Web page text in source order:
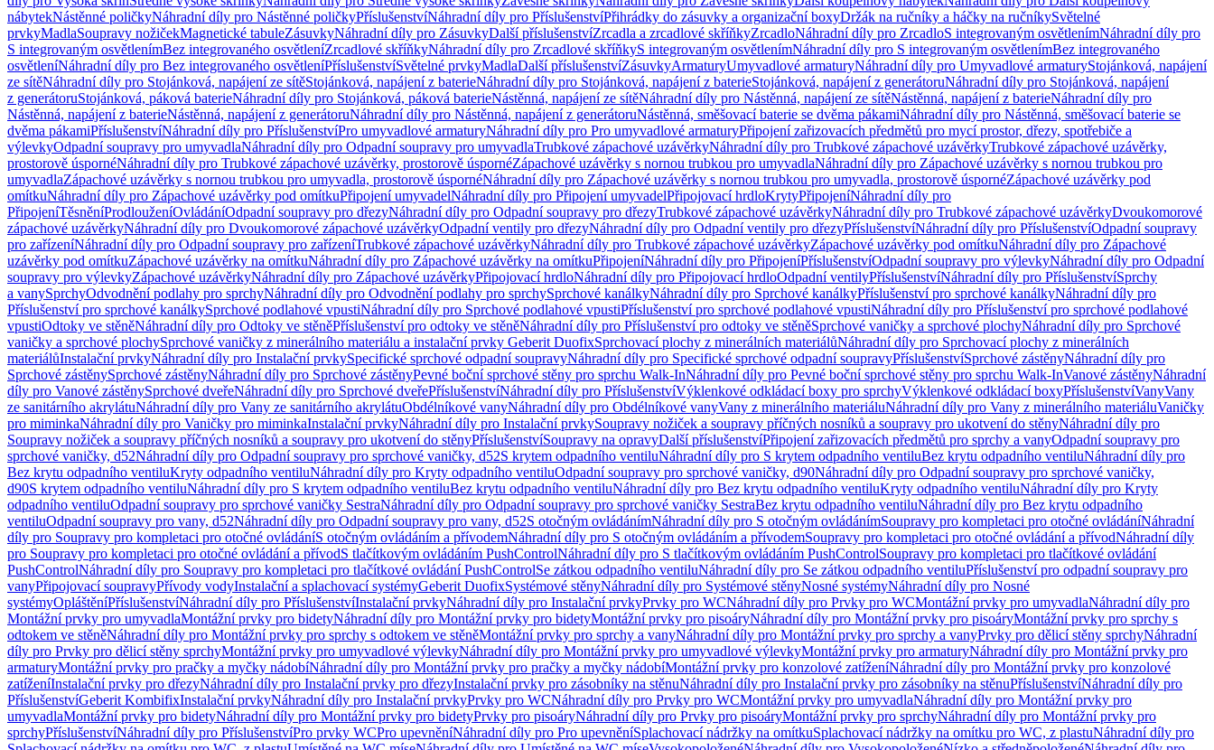
nábytekNástěnné poličkyNáhradní díly pro Nástěnné poličkyPříslušenstvíNáhradní díly pro PříslušenstvíPřihrádky do zásuvky a organizační boxyDržák na ručníky a háčky na ručníkySvětelné
prvkyMadlaSoupravy nožičekMagnetické tabuleZásuvkyNáhradní díly pro ZásuvkyDalší příslušenstvíZrcadla a zrcadlové skříňkyZrcadloNáhradní díly pro ZrcadloS integrovaným osvětlenímNáhradní díly pro
S integrovaným osvětlenímBez integrovaného osvětleníZrcadlové skříňkyNáhradní díly pro Zrcadlové skříňkyS integrovaným osvětlenímNáhradní díly pro S integrovaným osvětlenímBez integrovaného
osvětleníNáhradní díly pro Bez integrovaného osvětleníPříslušenstvíSvětelné prvkyMadlaDalší příslušenstvíZásuvkyArmaturyUmyvadlové armaturyNáhradní díly pro Umyvadlové armaturyStojánková, napájení
ze sítěNáhradní díly pro Stojánková, napájení ze sítěStojánková, napájení z baterieNáhradní díly pro Stojánková, napájení z baterieStojánková, napájení z generátoruNáhradní díly pro Stojánková, napájení
z generátoruStojánková, páková baterieNáhradní díly pro Stojánková, páková baterieNástěnná, napájení ze sítěNáhradní díly pro Nástěnná, napájení ze sítěNástěnná, napájení z baterieNáhradní díly pro
Nástěnná, napájení z baterieNástěnná, napájení z generátoruNáhradní díly pro Nástěnná, napájení z generátoruNástěnná, směšovací baterie se dvěma pákamiNáhradní díly pro Nástěnná, směšovací baterie se
dvěma pákamiPříslušenstvíNáhradní díly pro PříslušenstvíPro umyvadlové armaturyNáhradní díly pro Pro umyvadlové armaturyPřipojení zařizovacích předmětů pro mycí prostor, dřezy, spotřebiče a
výlevkyOdpadní soupravy pro umyvadlaNáhradní díly pro Odpadní soupravy pro umyvadlaTrubkové zápachové uzávěrkyNáhradní díly pro Trubkové zápachové uzávěrkyTrubkové zápachové uzávěrky,
prostorově úspornéNáhradní díly pro Trubkové zápachové uzávěrky, prostorově úspornéZápachové uzávěrky s nornou trubkou pro umyvadlaNáhradní díly pro Zápachové uzávěrky s nornou trubkou pro
umyvadlaZápachové uzávěrky s nornou trubkou pro umyvadla, prostorově úspornéNáhradní díly pro Zápachové uzávěrky s nornou trubkou pro umyvadla, prostorově úspornéZápachové uzávěrky pod
omítkuNáhradní díly pro Zápachové uzávěrky pod omítkuPřipojení umyvadelNáhradní díly pro Připojení umyvadelPřipojovací hrdloKrytyPřipojeníNáhradní díly pro
PřipojeníTěsněníProdlouženíOvládáníOdpadní soupravy pro dřezyNáhradní díly pro Odpadní soupravy pro dřezyTrubkové zápachové uzávěrkyNáhradní díly pro Trubkové zápachové uzávěrkyDvoukomorové
zápachové uzávěrkyNáhradní díly pro Dvoukomorové zápachové uzávěrkyOdpadní ventily pro dřezyNáhradní díly pro Odpadní ventily pro dřezyPříslušenstvíNáhradní díly pro PříslušenstvíOdpadní soupravy
pro zařízeníNáhradní díly pro Odpadní soupravy pro zařízeníTrubkové zápachové uzávěrkyNáhradní díly pro Trubkové zápachové uzávěrkyZápachové uzávěrky pod omítkuNáhradní díly pro Zápachové
uzávěrky pod omítkuZápachové uzávěrky na omítkuNáhradní díly pro Zápachové uzávěrky na omítkuPřipojeníNáhradní díly pro PřipojeníPříslušenstvíOdpadní soupravy pro výlevkyNáhradní díly pro Odpadní
soupravy pro výlevkyZápachové uzávěrkyNáhradní díly pro Zápachové uzávěrkyPřipojovací hrdloNáhradní díly pro Připojovací hrdloOdpadní ventilyPříslušenstvíNáhradní díly pro PříslušenstvíSprchy
a vanySprchyOdvodnění podlahy pro sprchyNáhradní díly pro Odvodnění podlahy pro sprchySprchové kanálkyNáhradní díly pro Sprchové kanálkyPříslušenství pro sprchové kanálkyNáhradní díly pro
Příslušenství pro sprchové kanálkySprchové podlahové vpustiNáhradní díly pro Sprchové podlahové vpustiPříslušenství pro sprchové podlahové vpustiNáhradní díly pro Příslušenství pro sprchové podlahové
vpustiOdtoky ve stěněNáhradní díly pro Odtoky ve stěněPříslušenství pro odtoky ve stěněNáhradní díly pro Příslušenství pro odtoky ve stěněSprchové vaničky a sprchové plochyNáhradní díly pro Sprchové
vaničky a sprchové plochySprchové vaničky z minerálního materiálu a instalační prvky Geberit DuofixSprchovací plochy z minerálních materiálůNáhradní díly pro Sprchovací plochy z minerálních
materiálůInstalační prvkyNáhradní díly pro Instalační prvkySpecifické sprchové odpadní soupravyNáhradní díly pro Specifické sprchové odpadní soupravyPříslušenstvíSprchové zástěnyNáhradní díly pro
Sprchové zástěnySprchové zástěnyNáhradní díly pro Sprchové zástěnyPevné boční sprchové stěny pro sprchu Walk-InNáhradní díly pro Pevné boční sprchové stěny pro sprchu Walk-InVanové zástěnyNáhradní
díly pro Vanové zástěnySprchové dveřeNáhradní díly pro Sprchové dveřePříslušenstvíNáhradní díly pro PříslušenstvíVýklenkové odkládací boxy pro sprchyVýklenkové odkládací boxyPříslušenstvíVanyVany
ze sanitárního akrylátuNáhradní díly pro Vany ze sanitárního akrylátuObdélníkové vanyNáhradní díly pro Obdélníkové vanyVany z minerálního materiáluNáhradní díly pro Vany z minerálního materiáluVaničky
pro miminkaNáhradní díly pro Vaničky pro miminkaInstalační prvkyNáhradní díly pro Instalační prvkySoupravy nožiček a soupravy příčných nosníků a soupravy pro ukotvení do stěnyNáhradní díly pro
Soupravy nožiček a soupravy příčných nosníků a soupravy pro ukotvení do stěnyPříslušenstvíSoupravy na opravyDalší příslušenstvíPřipojení zařizovacích předmětů pro sprchy a vanyOdpadní soupravy pro
sprchové vaničky, d52Náhradní díly pro Odpadní soupravy pro sprchové vaničky, d52S krytem odpadního ventiluNáhradní díly pro S krytem odpadního ventiluBez krytu odpadního ventiluNáhradní díly pro
Bez krytu odpadního ventiluKryty odpadního ventiluNáhradní díly pro Kryty odpadního ventiluOdpadní soupravy pro sprchové vaničky, d90Náhradní díly pro Odpadní soupravy pro sprchové vaničky,
d90S krytem odpadního ventiluNáhradní díly pro S krytem odpadního ventiluBez krytu odpadního ventiluNáhradní díly pro Bez krytu odpadního ventiluKryty odpadního ventiluNáhradní díly pro Kryty
odpadního ventiluOdpadní soupravy pro sprchové vaničky SestraNáhradní díly pro Odpadní soupravy pro sprchové vaničky SestraBez krytu odpadního ventiluNáhradní díly pro Bez krytu odpadního
ventiluOdpadní soupravy pro vany, d52Náhradní díly pro Odpadní soupravy pro vany, d52S otočným ovládánímNáhradní díly pro S otočným ovládánímSoupravy pro kompletaci pro otočné ovládáníNáhradní
díly pro Soupravy pro kompletaci pro otočné ovládáníS otočným ovládáním a přívodemNáhradní díly pro S otočným ovládáním a přívodemSoupravy pro kompletaci pro otočné ovládání a přívodNáhradní díly
pro Soupravy pro kompletaci pro otočné ovládání a přívodS tlačítkovým ovládáním PushControlNáhradní díly pro S tlačítkovým ovládáním PushControlSoupravy pro kompletaci pro tlačítkové ovládání
PushControlNáhradní díly pro Soupravy pro kompletaci pro tlačítkové ovládání PushControlSe zátkou odpadního ventiluNáhradní díly pro Se zátkou odpadního ventiluPříslušenství pro odpadní soupravy pro
vanyPřipojovací soupravyPřívody vodyInstalační a splachovací systémyGeberit DuofixSystémové stěnyNáhradní díly pro Systémové stěnyNosné systémyNáhradní díly pro Nosné
systémyOpláštěníPříslušenstvíNáhradní díly pro PříslušenstvíInstalační prvkyNáhradní díly pro Instalační prvkyPrvky pro WCNáhradní díly pro Prvky pro WCMontážní prvky pro umyvadlaNáhradní díly pro
Montážní prvky pro umyvadlaMontážní prvky pro bidetyNáhradní díly pro Montážní prvky pro bidetyMontážní prvky pro pisoáryNáhradní díly pro Montážní prvky pro pisoáryMontážní prvky pro sprchy s
odtokem ve stěněNáhradní díly pro Montážní prvky pro sprchy s odtokem ve stěněMontážní prvky pro sprchy a vanyNáhradní díly pro Montážní prvky pro sprchy a vanyPrvky pro dělicí stěny sprchyNáhradní
díly pro Prvky pro dělicí stěny sprchyMontážní prvky pro umyvadlové výlevkyNáhradní díly pro Montážní prvky pro umyvadlové výlevkyMontážní prvky pro armaturyNáhradní díly pro Montážní prvky pro
armaturyMontážní prvky pro pračky a myčky nádobíNáhradní díly pro Montážní prvky pro pračky a myčky nádobíMontážní prvky pro konzolové zatíženíNáhradní díly pro Montážní prvky pro konzolové
zatíženíInstalační prvky pro dřezyNáhradní díly pro Instalační prvky pro dřezyInstalační prvky pro zásobníky na stěnuNáhradní díly pro Instalační prvky pro zásobníky na stěnuPříslušenstvíNáhradní díly pro
PříslušenstvíGeberit KombifixInstalační prvkyNáhradní díly pro Instalační prvkyPrvky pro WCNáhradní díly pro Prvky pro WCMontážní prvky pro umyvadlaNáhradní díly pro Montážní prvky pro
umyvadlaMontážní prvky pro bidetyNáhradní díly pro Montážní prvky pro bidetyPrvky pro pisoáryNáhradní díly pro Prvky pro pisoáryMontážní prvky pro sprchyNáhradní díly pro Montážní prvky pro
sprchyPříslušenstvíNáhradní díly pro PříslušenstvíPro prvky WCPro upevněníNáhradní díly pro Pro upevněníSplachovací nádržky na omítkuSplachovací nádržky na omítku pro WC, z plastuNáhradní díly pro